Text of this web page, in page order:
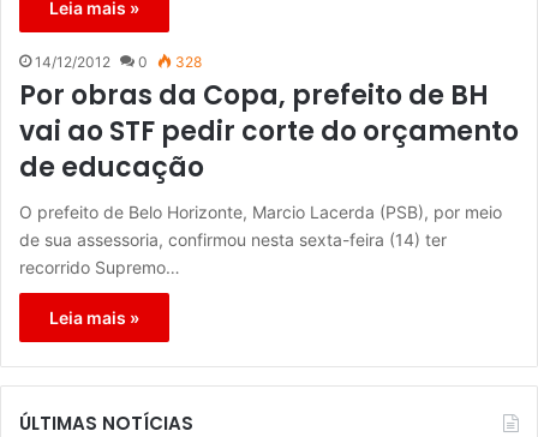
Leia mais »
14/12/2012 0 328
Por obras da Copa, prefeito de BH
vai ao STF pedir corte do orçamento
de educação
O prefeito de Belo Horizonte, Marcio Lacerda (PSB), por meio
de sua assessoria, confirmou nesta sexta-feira (14) ter
recorrido Supremo…
Leia mais »
ÚLTIMAS NOTÍCIAS